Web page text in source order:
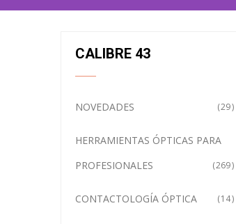
CALIBRE 43
NOVEDADES 29
HERRAMIENTAS ÓPTICAS PARA
PROFESIONALES
269
CONTACTOLOGÍA ÓPTICA 14